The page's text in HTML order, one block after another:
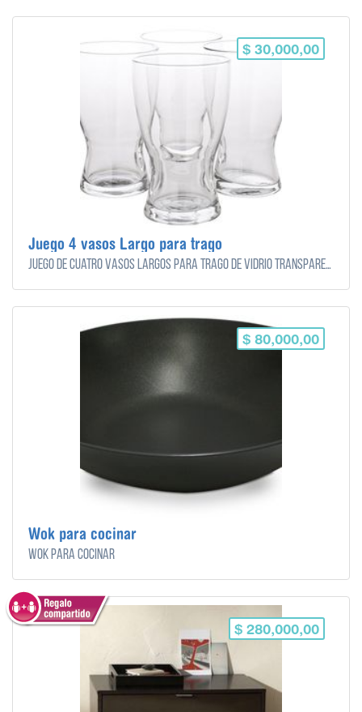
$ 30,000,00
Juego 4 vasos Largo para trago
Juego de cuatro vasos largos para trago de vidrio transparente.
$ 80,000,00
Wok para cocinar
Wok para cocinar
$ 280,000,00